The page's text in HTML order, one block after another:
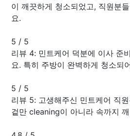
이 깨끗하게 청소되었고, 직원분
요.
5 / 5
리뷰 4: 민트케어 덕분에 이사 준
요. 특히 주방이 완벽하게 청소되
5 / 5
리뷰 5: 고생해주신 민트케어 직
겉만 cleaning이 아니라 속까지